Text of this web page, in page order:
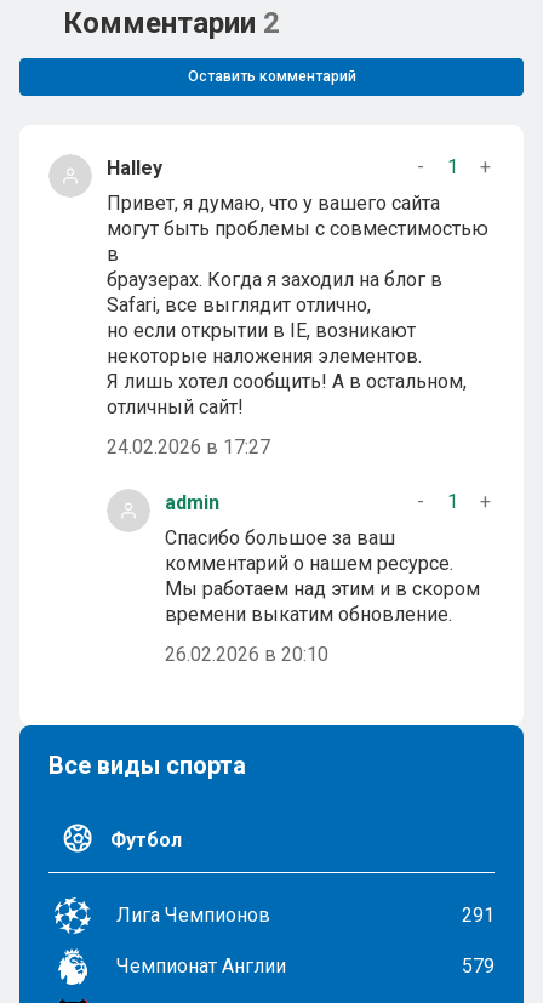
Комментарии 2
Оставить комментарий
Halley - 1
+
Привет, я думаю, что у вашего сайта
могут быть проблемы с совместимостью
в
браузерах. Когда я заходил на блог в
Safari, все выглядит отлично,
но если открытии в IE, возникают
некоторые наложения элементов.
Я лишь хотел сообщить! А в остальном,
отличный сайт!
24.02.2026 в 17:27
admin - 1
+
Спасибо большое за ваш
комментарий о нашем ресурсе.
Мы работаем над этим и в скором
времени выкатим обновление.
26.02.2026 в 20:10
Все виды спорта
Футбол
Лига Чемпионов 291
Чемпионат Англии 579